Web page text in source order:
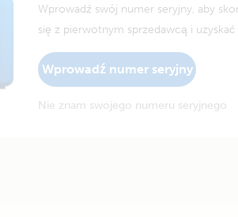
Wprowadź swój numer seryjny, aby
się z pierwotnym sprzedawcą i
Wprowadź numer seryjny
Nie znam swojego numeru seryjnego